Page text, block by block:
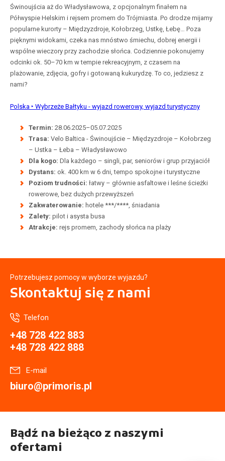
Świnoujścia aż do Władysławowa, z opcjonalnym finałem na
Półwyspie Helskim i rejsem promem do Trójmiasta. Po drodze mijamy
popularne kurorty – Międzyzdroje, Kołobrzeg, Ustkę, Łebę… Poza
pięknymi widokami, czeka nas mnóstwo śmiechu, dobrej energii i
wspólne wieczory przy zachodzie słońca. Codziennie pokonujemy
odcinki ok. 50–70 km w tempie rekreacyjnym, z czasem na
plażowanie, zdjęcia, gofry i gotowaną kukurydzę. To co, jedziesz z
nami?
Polska ‣ Wybrzeże Bałtyku - wyjazd rowerowy, wyjazd turystyczny
Termin: 28.06.2025–05.07.2025
Trasa: Velo Baltica - Świnoujście – Międzyzdroje – Kołobrzeg
– Ustka – Łeba – Władysławowo
Dla kogo: Dla każdego – singli, par, seniorów i grup przyjaciół
Dystans: ok. 400 km w 6 dni, tempo spokojne i turystyczne
Poziom trudności: łatwy – głównie asfaltowe i leśne ścieżki
rowerowe, bez dużych przewyższeń
Zakwaterowanie: hotele ***/****, śniadania
Zalety: pilot i asysta busa
Atrakcje: rejs promem, zachody słońca na plaży
Potrzebujesz pomocy w wyborze wyjazdu?
Skontaktuj się z nami
Telefon
+48 728 422 883
+48 728 422 888
E-mail
biuro@primoris.pl
Bądź na bieżąco z naszymi
ofertami